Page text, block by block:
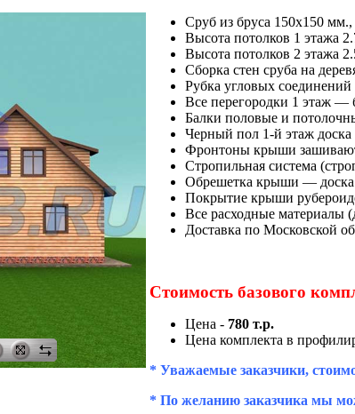
Сруб из бруса 150х150 мм.,
Высота потолков 1 этажа
Высота потолков 2 этажа
Сборка стен сруба на
Рубка угловых
Все перегородки 1 этаж —
Балки половые и
Черный пол 1-й этаж
Фронтоны крыши
Стропильная система
Обрешетка крыши —
Покрытие крыши
Все расходные материалы
Доставка по Московской
Стоимость базового
Цена - 780 т.р.
Цена комплекта в
* Уважаемые заказчики,
* По желанию заказчика мы